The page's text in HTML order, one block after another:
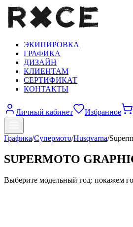
ЭКИПИРОВКА
ГРАФИКА
ДИЗАЙН
КЛИЕНТАМ
СЕРТИФИКАТ
КОНТАКТЫ
Личный кабинет Избранное
Графика/Супермото/Husqvarna/
SUPERMOTO
Выберите модельный год: покажем